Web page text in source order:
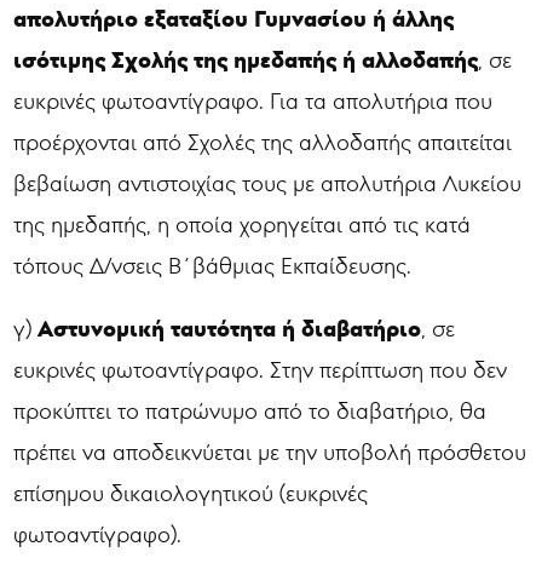
απολυτήριο εξαταξίου Γυμνασίου ή άλλης
ισότιμης Σχολής της ημεδαπής ή αλλοδαπής, σε
ευκρινές φωτοαντίγραφο. Για τα απολυτήρια που
προέρχονται από Σχολές της αλλοδαπής απαιτείται
βεβαίωση αντιστοιχίας τους με απολυτήρια Λυκείου
της ημεδαπής, η οποία χορηγείται από τις κατά
τόπους Δ/νσεις Β΄βάθμιας Εκπαίδευσης.
γ)Αστυνομική ταυτότητα ή διαβατήριο , σε
ευκρινές φωτοαντίγραφο. Στην περίπτωση που δεν
προκύπτει το πατρώνυμο από το διαβατήριο, θα
πρέπει να αποδεικνύεται με την υποβολή πρόσθετου
επίσημου δικαιολογητικού (ευκρινές
φωτοαντίγραφο).